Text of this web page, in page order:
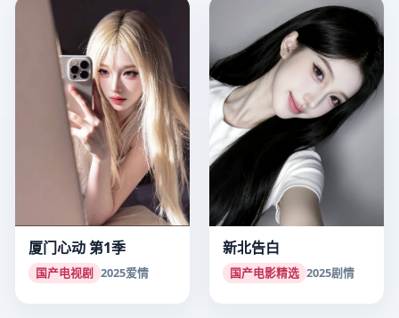
厦门心动 第1季
国产电视剧 2025爱情
新北告白
国产电影精选 2025剧情